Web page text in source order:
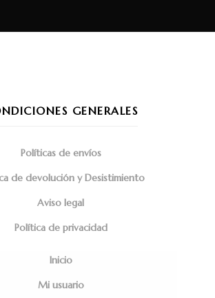
GENERALES
Políticas de envíos
de devolución y Desistimiento
Aviso legal
Política de privacidad
Inicio
Mi usuario